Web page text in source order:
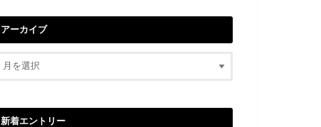
アーカイブ
新着エントリー